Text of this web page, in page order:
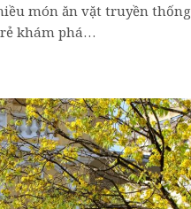
món ăn vặt truyền thống
khám phá…